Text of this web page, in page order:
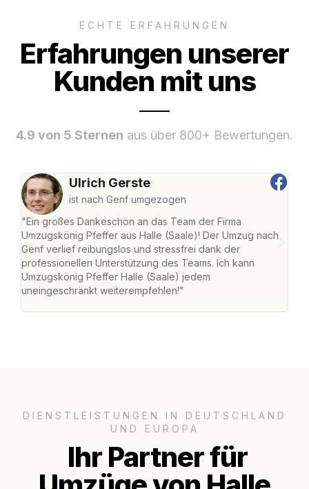
ECHTE ERFAHRUNGEN
Erfahrungen unserer
Kunden mit uns
4.9 von 5 Sternen aus über 800+ Bewertungen.
Ulrich Gerste
ist nach Genf umgezogen
"Ein großes Dankeschön an das Team der Firma
Umzugskönig Pfeffer aus Halle (Saale)! Der Umzug nach
Genf verlief reibungslos und stressfrei dank der
professionellen Unterstützung des Teams. Ich kann
Umzugskönig Pfeffer Halle (Saale) jedem
uneingeschränkt weiterempfehlen!"
DIENSTLEISTUNGEN IN DEUTSCHLAND
UND EUROPA
Ihr Partner für